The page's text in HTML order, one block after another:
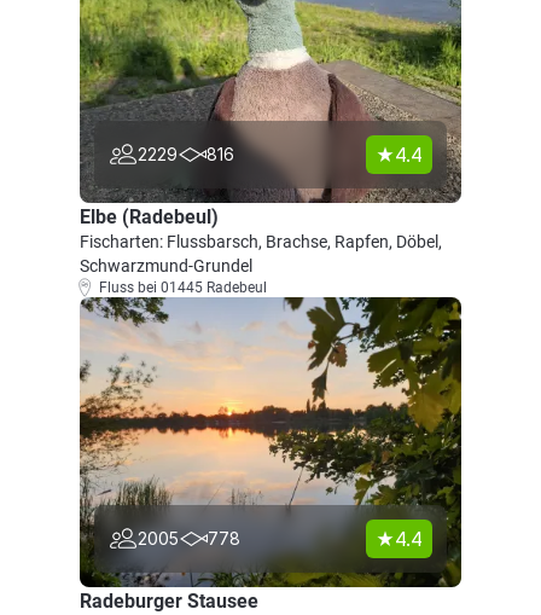
2229 816 4.4
Elbe (Radebeul)
Fischarten: Flussbarsch, Brachse, Rapfen, Döbel,
Schwarzmund-Grundel
Fluss bei 01445 Radebeul
2005 778 4.4
Radeburger Stausee